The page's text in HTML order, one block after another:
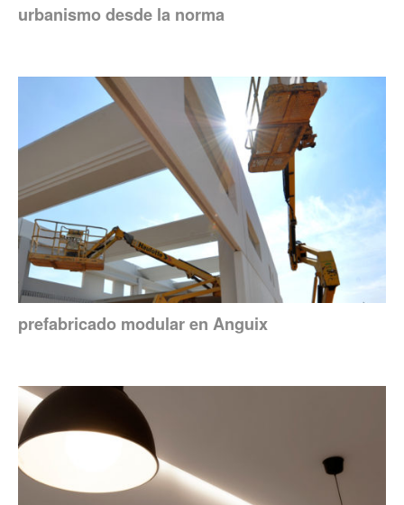
urbanismo desde la norma
prefabricado modular en Anguix